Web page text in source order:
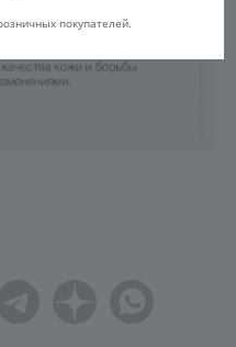
покупателей.